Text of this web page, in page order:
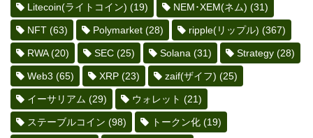
Litecoin(ライトコイン) (19) NEM･XEM(ネム) (31)
NFT (63) Polymarket (28) ripple(リップル) (367)
RWA(20) SEC (25) Solana (31) Strategy (28)
Web3 (65) XRP (23) zaif(ザイフ) (25)
イーサリアム (29) ウォレット (21)
ステーブルコイン (98) トークン化 (19)